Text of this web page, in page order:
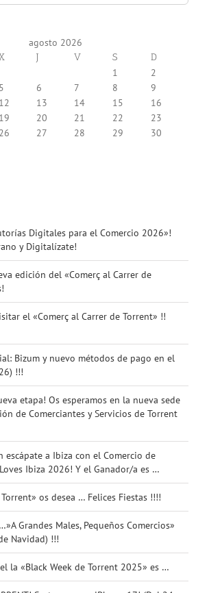
agosto 2026
J V S D
1
2
5 6 7 8
9
12 13 14 15
16
19 20 21 22
23
26 27 28 29
30
Digitales para el Comercio 2026»!
y Digitalízate!
edición del «Comerç al Carrer de
el «Comerç al Carrer de Torrent» !!
Bizum y nuevo métodos de pago en el
!!!
etapa! Os esperamos en la nueva sede
de Comerciantes y Servicios de Torrent
escápate a Ibiza con el Comercio de
Ibiza 2026! Y el Ganador/a es …
os desea … Felices Fiestas !!!!
Grandes Males, Pequeños Comercios»
Navidad) !!!
la «Black Week de Torrent 2025» es …